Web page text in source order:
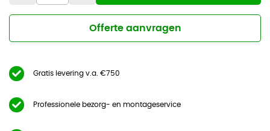
Offerte aanvragen
Gratis levering v.a. €750
Professionele bezorg- en montageservice